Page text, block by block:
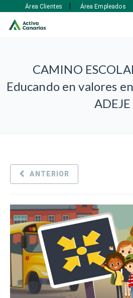
CAMINO
Educando en valores
ADEJE
ANTERIOR
Área Clientes | Área Empleados